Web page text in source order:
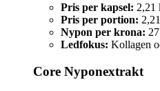
Pris per kapsel: 2,21
Pris per portion:
Nypon per krona:
Ledfokus: Kollagen
Core Nyponextrakt